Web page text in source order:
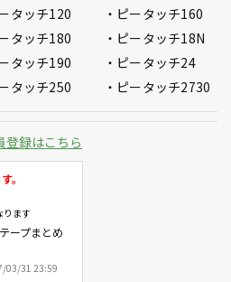
登録はこちら
。
ます
ープまとめ
03/31 23:59
タッチ120
ピータッチ160
タッチ180
ピータッチ18N
タッチ190
ピータッチ24
タッチ250 ピータッチ2730